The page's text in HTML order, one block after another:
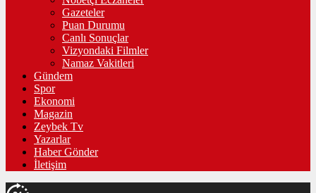
Gazeteler
Puan Durumu
Canlı Sonuçlar
Vizyondaki Filmler
Namaz Vakitleri
Gündem
Spor
Ekonomi
Magazin
Zeybek Tv
Yazarlar
Haber Gönder
İletişim